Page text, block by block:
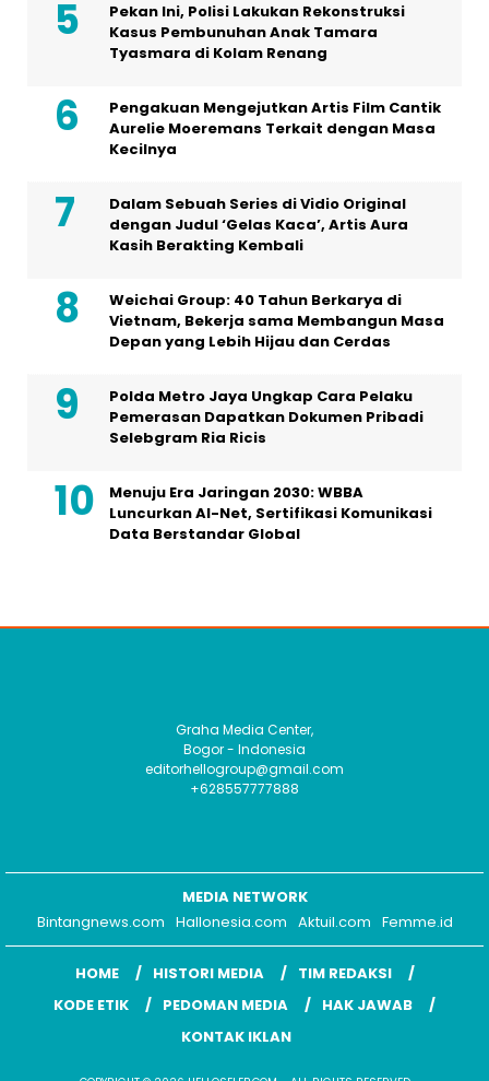
Pekan Ini, Polisi Lakukan Rekonstruksi
Kasus Pembunuhan Anak Tamara
Tyasmara di Kolam Renang
Pengakuan Mengejutkan Artis Film Cantik
Aurelie Moeremans Terkait dengan Masa
Kecilnya
Dalam Sebuah Series di Vidio Original
dengan Judul ‘Gelas Kaca’, Artis Aura
Kasih Berakting Kembali
Weichai Group: 40 Tahun Berkarya di
Vietnam, Bekerja sama Membangun Masa
Depan yang Lebih Hijau dan Cerdas
Polda Metro Jaya Ungkap Cara Pelaku
Pemerasan Dapatkan Dokumen Pribadi
Selebgram Ria Ricis
Menuju Era Jaringan 2030: WBBA
Luncurkan AI-Net, Sertifikasi Komunikasi
Data Berstandar Global
Graha Media Center,
Bogor - Indonesia
editorhellogroup@gmail.com
+628557777888
MEDIA NETWORK
Bintangnews.com Hallonesia.com Aktuil.com Femme.id
HOME HISTORI MEDIA
TIM REDAKSI
KODE ETIK
PEDOMAN MEDIA
HAK JAWAB
KONTAK IKLAN